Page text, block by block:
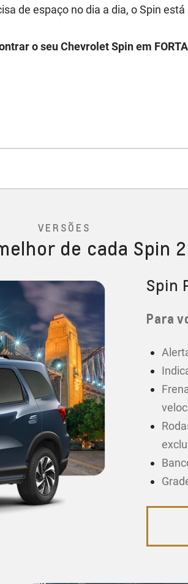
de espaço no dia a dia, o Spin
o seu Chevrolet Spin em
VERSÕES
de cada Spin
Spin
Para